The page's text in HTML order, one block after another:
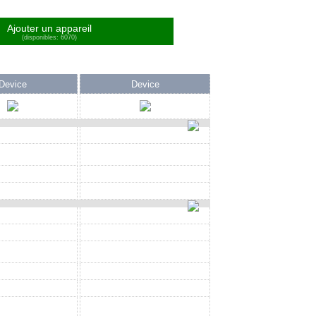
Ajouter un appareil
(disponibles: 6070)
Device Device